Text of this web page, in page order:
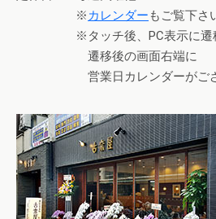
※ カレンダー もご覧下さ
※タッチ後、PC表示に遷
遷移後の画面右端に
営業日カレンダーがご